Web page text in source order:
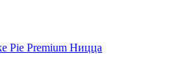
Pie Premium Ницца